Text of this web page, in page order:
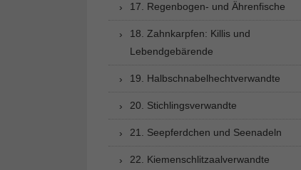
17. Regenbogen- und Ährenfische
18. Zahnkarpfen: Killis und
Lebendgebärende
19. Halbschnabelhechtverwandte
20. Stichlingsverwandte
21. Seepferdchen und Seenadeln
22. Kiemenschlitzaalverwandte